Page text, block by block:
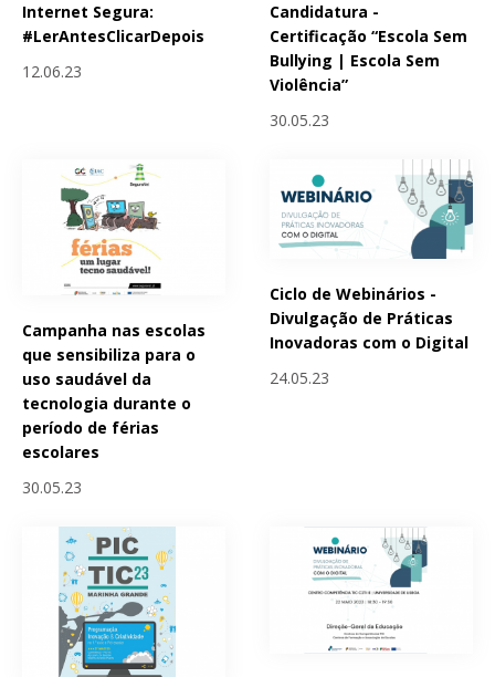
Internet Segura:
#LerAntesClicarDepois
12.06.23
Candidatura -
Certificação “Escola Sem
Bullying | Escola Sem
Violência”
30.05.23
Campanha nas escolas
que sensibiliza para o
uso saudável da
tecnologia durante o
período de férias
escolares
30.05.23
Ciclo de Webinários -
Divulgação de Práticas
Inovadoras com o Digital
24.05.23